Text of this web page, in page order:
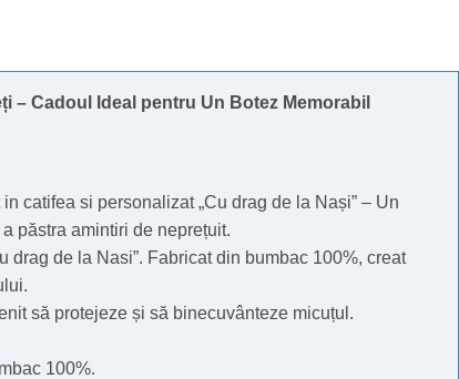
– Cadoul Ideal pentru Un Botez Memorabil
in catifea si personalizat „Cu drag de la Nași” – Un
păstra amintiri de neprețuit.
drag de la Nasi”. Fabricat din bumbac 100%, creat
să protejeze și să binecuvânteze micuțul.
100%.